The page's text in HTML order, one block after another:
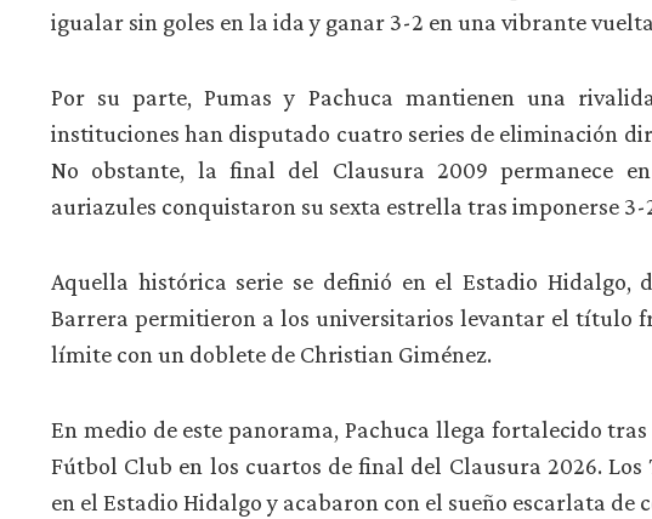
igualar sin goles en la ida y ganar 3-2 en una vibrante
Por su parte, Pumas y Pachuca mantienen una
instituciones han disputado cuatro series de eliminación
No obstante, la final del Clausura 2009 permanece
auriazules conquistaron su sexta estrella tras imponerse
Aquella histórica serie se definió en el Estadio Hidalgo,
Barrera permitieron a los universitarios levantar el título
límite con un doblete de Christian Giménez.
En medio de este panorama, Pachuca llega fortalecido
Fútbol Club en los cuartos de final del Clausura 2026.
en el Estadio Hidalgo y acabaron con el sueño escarlata